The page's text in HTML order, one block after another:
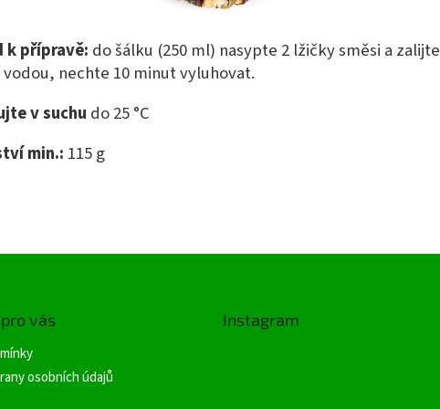
k přípravě: do šálku (250 ml) nasypte 2 lžičky směsi a zalijte
nechte 10 minut vyluhovat.
v suchu do 25 °C
min.: 115 g
vás
osobních údajů
Instagram